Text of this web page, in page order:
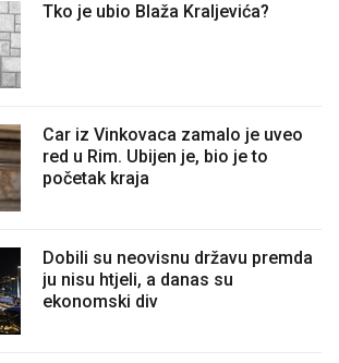
Tko je ubio Blaža Kraljevića?
Car iz Vinkovaca zamalo je uveo
red u Rim. Ubijen je, bio je to
početak kraja
Dobili su neovisnu državu premda
ju nisu htjeli, a danas su
ekonomski div